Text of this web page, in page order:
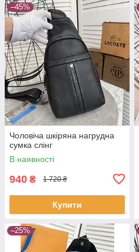
–45%
Чоловіча шкіряна нагрудна
сумка слінг
В наявності
940 ₴ 1 720 ₴
Купити
–25%